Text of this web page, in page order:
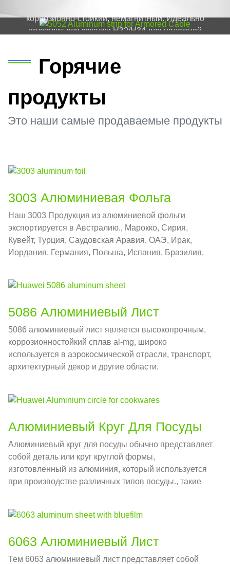
коррозионно-стойкий, немагнитный. Идеально
подходит для закалки H32/H34 для надежной
Горячие
продукты
Это наши самые продаваемые продукты
3003 Алюминиевая Фольга
Наш 3003 Продукция из алюминиевой фольги
экспортируется в Австралию., Марокко, Сирия,
Кувейт, Турция, Саудовская Аравия, ОАЭ, Ирак,
Иордания, Германия, Польша, Испания, Бразилия,
5086 Алюминиевый Лист
5086 алюминиевый лист является высокопрочным,
коррозионностойкий сплав al-mg, широко
используется в аэрокосмической отрасли, транспорт,
архитектурный декор и другие области.
Алюминиевый Круг Для Посуды
Алюминиевый круг для посуды обычно представляет
собой деталь или круг круглой формы,
изготовленный из алюминия, который используется
при производстве различных типов посуды., такие
6063 Алюминиевый Лист
Тем 6063 алюминиевый лист представляет собой